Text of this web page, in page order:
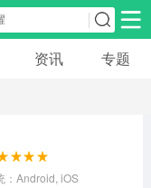
安卓游戏
资讯 专题
：Android, iOS